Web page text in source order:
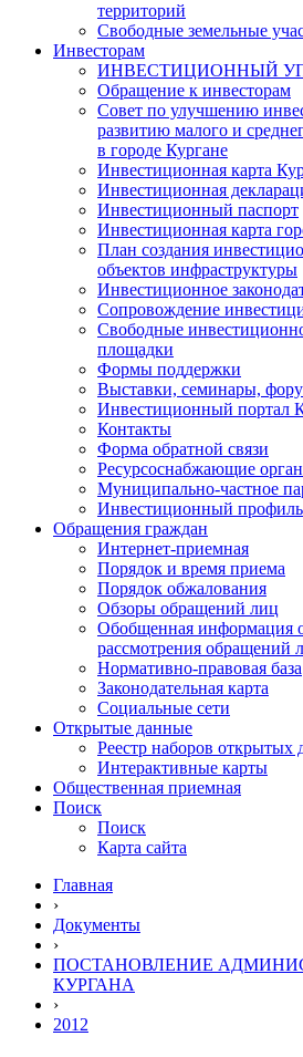
территорий
Свободные земельные
Инвесторам
ИНВЕСТИЦИОННЫЙ
Обращение к инвесторам
Совет по улучшению
развитию малого и
в городе Кургане
Инвестиционная карта
Инвестиционная
Инвестиционный паспорт
Инвестиционная карта
План создания
объектов инфраструктуры
Инвестиционное
Сопровождение
Свободные
площадки
Формы поддержки
Выставки, семинары,
Инвестиционный портал
Контакты
Форма обратной связи
Ресурсоснабжающие
Муниципально-частное
Инвестиционный профиль
Обращения граждан
Интернет-приемная
Порядок и время приема
Порядок обжалования
Обзоры обращений лиц
Обобщенная информация о
рассмотрения обращений
Нормативно-правовая база
Законодательная карта
Социальные сети
Открытые данные
Реестр наборов открытых
Интерактивные карты
Общественная приемная
Поиск
Поиск
Карта сайта
Главная
›
Документы
›
ПОСТАНОВЛЕНИЕ
КУРГАНА
›
2012